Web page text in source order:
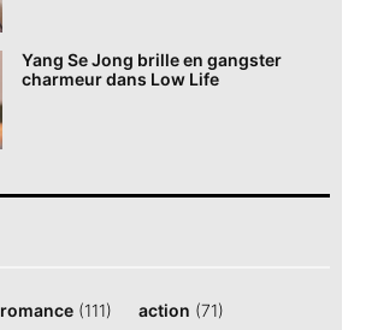
Yang Se Jong brille en gangster
charmeur dans Low Life
romance (111) action (71)